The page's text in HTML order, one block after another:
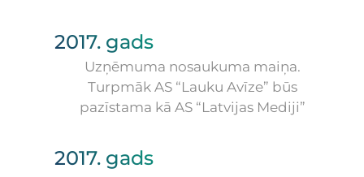
2017. gads
Uzņēmuma nosaukuma maiņa.
Turpmāk AS “Lauku Avīze” būs
pazīstama kā AS “Latvijas Mediji”
2017. gads